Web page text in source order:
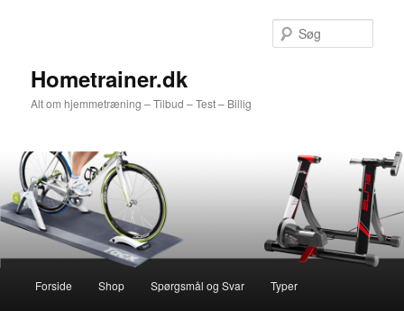
Hometrainer.dk
Alt om hjemmetræning – Tilbud – Test – Billig
Forside Shop Spørgsmål og Svar Typer